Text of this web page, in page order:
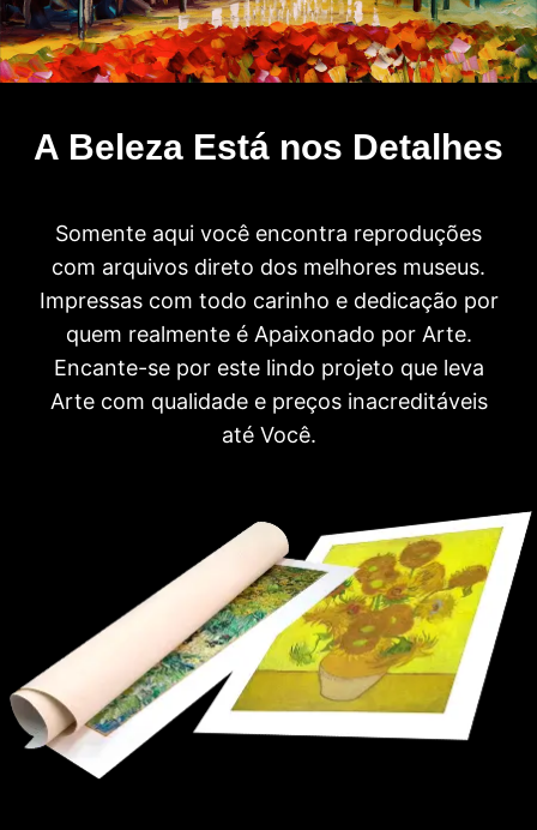
A Beleza Está nos Detalhes
Somente aqui você encontra reproduções
com arquivos direto dos melhores museus.
Impressas com todo carinho e dedicação por
quem realmente é Apaixonado por Arte.
Encante-se por este lindo projeto que leva
Arte com qualidade e preços inacreditáveis
até Você.